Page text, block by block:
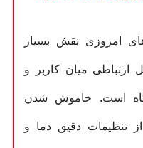
امروزی نقش بسیار
ارتباطی میان کاربر و
است. خاموش شدن
از تنظیمات دقیق دما و